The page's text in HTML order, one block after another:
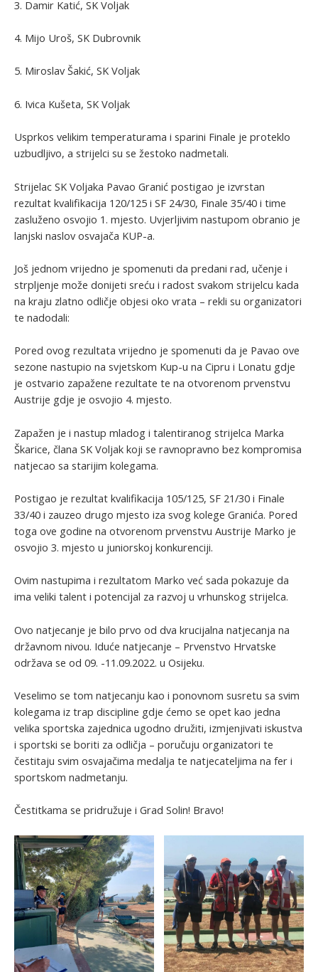
3. Damir Katić, SK Voljak
4. Mijo Uroš, SK Dubrovnik
5. Miroslav Šakić, SK Voljak
6. Ivica Kušeta, SK Voljak
Usprkos velikim temperaturama i sparini Finale je proteklo
uzbudljivo, a strijelci su se žestoko nadmetali.
Strijelac SK Voljaka Pavao Granić postigao je izvrstan
rezultat kvalifikacija 120/125 i SF 24/30, Finale 35/40 i time
zasluženo osvojio 1. mjesto. Uvjerljivim nastupom obranio je
lanjski naslov osvajača KUP-a.
Još jednom vrijedno je spomenuti da predani rad, učenje i
strpljenje može donijeti sreću i radost svakom strijelcu kada
na kraju zlatno odličje objesi oko vrata – rekli su organizatori
te nadodali:
Pored ovog rezultata vrijedno je spomenuti da je Pavao ove
sezone nastupio na svjetskom Kup-u na Cipru i Lonatu gdje
je ostvario zapažene rezultate te na otvorenom prvenstvu
Austrije gdje je osvojio 4. mjesto.
Zapažen je i nastup mladog i talentiranog strijelca Marka
Škarice, člana SK Voljak koji se ravnopravno bez kompromisa
natjecao sa starijim kolegama.
Postigao je rezultat kvalifikacija 105/125, SF 21/30 i Finale
33/40 i zauzeo drugo mjesto iza svog kolege Granića. Pored
toga ove godine na otvorenom prvenstvu Austrije Marko je
osvojio 3. mjesto u juniorskoj konkurenciji.
Ovim nastupima i rezultatom Marko već sada pokazuje da
ima veliki talent i potencijal za razvoj u vrhunskog strijelca.
Ovo natjecanje je bilo prvo od dva krucijalna natjecanja na
državnom nivou. Iduće natjecanje – Prvenstvo Hrvatske
održava se od 09. -11.09.2022. u Osijeku.
Veselimo se tom natjecanju kao i ponovnom susretu sa svim
kolegama iz trap discipline gdje ćemo se opet kao jedna
velika sportska zajednica ugodno družiti, izmjenjivati iskustva
i sportski se boriti za odličja – poručuju organizatori te
čestitaju svim osvajačima medalja te natjecateljima na fer i
sportskom nadmetanju.
Čestitkama se pridružuje i Grad Solin! Bravo!